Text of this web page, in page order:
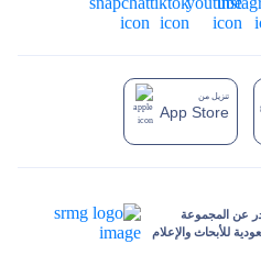
عن المجموعة
للأبحاث والإعلام
تنزيل من
App Store